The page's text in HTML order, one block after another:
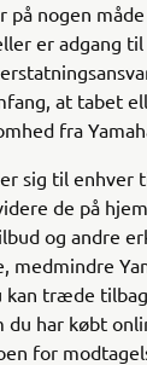
på nogen
er adgang
at tabet
fra
sig til enhver
de på
og andre
medmindre
træde
har købt
for